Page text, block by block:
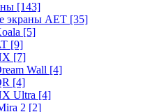
[143]
экраны AET [35]
[5]
[9]
[7]
Wall [4]
[4]
Ultra [4]
2 [2]